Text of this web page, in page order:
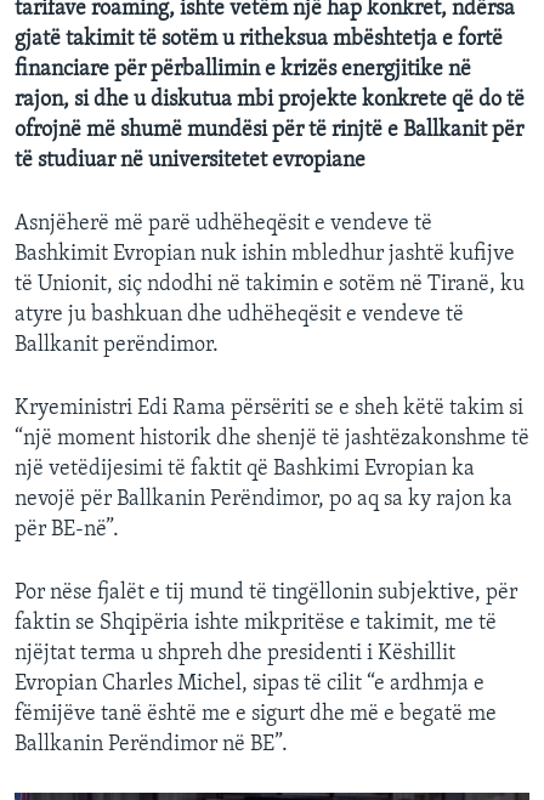
tarifave roaming, ishte vetëm një hap konkret, ndërsa
gjatë takimit të sotëm u ritheksua mbështetja e fortë
financiare për përballimin e krizës energjitike në
rajon, si dhe u diskutua mbi projekte konkrete që do të
ofrojnë më shumë mundësi për të rinjtë e Ballkanit për
të studiuar në universitetet evropiane
Asnjëherë më parë udhëheqësit e vendeve të
Bashkimit Evropian nuk ishin mbledhur jashtë kufijve
të Unionit, siç ndodhi në takimin e sotëm në Tiranë, ku
atyre ju bashkuan dhe udhëheqësit e vendeve të
Ballkanit perëndimor.
Kryeministri Edi Rama përsëriti se e sheh këtë takim si
“një moment historik dhe shenjë të jashtëzakonshme të
një vetëdijesimi të faktit që Bashkimi Evropian ka
nevojë për Ballkanin Perëndimor, po aq sa ky rajon ka
për BE-në”.
Por nëse fjalët e tij mund të tingëllonin subjektive, për
faktin se Shqipëria ishte mikpritëse e takimit, me të
njëjtat terma u shpreh dhe presidenti i Këshillit
Evropian Charles Michel, sipas të cilit “e ardhmja e
fëmijëve tanë është me e sigurt dhe më e begatë me
Ballkanin Perëndimor në BE”.